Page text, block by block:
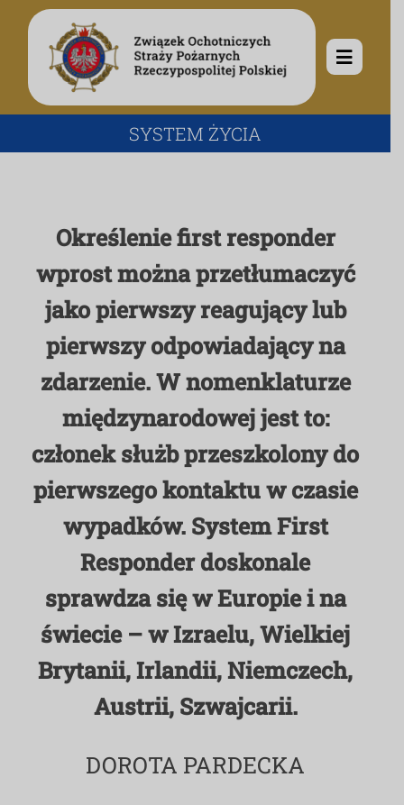
Przejdź
zawartości
Toggle
Rodowód
Władze
Symbole
Media
Kalendarz wydarzeń
Ogłoszenia
Ochotnicze Straże Pożarne
Działalność
MDP i DDP
OTWP
Kultura
Orkiestry
Sport
Historia
Projekty
System OSP
Forum
100-lecie
SYSTEM ŻYCIA
Określenie first responder
wprost można przetłumaczyć
jako pierwszy reagujący lub
pierwszy odpowiadający na
zdarzenie. W nomenklaturze
międzynarodowej jest to:
członek służb przeszkolony do
pierwszego kontaktu w czasie
wypadków. System First
Responder doskonale
sprawdza się w Europie i na
świecie – w Izraelu, Wielkiej
Brytanii, Irlandii, Niemczech,
Austrii, Szwajcarii.
DOROTA PARDECKA